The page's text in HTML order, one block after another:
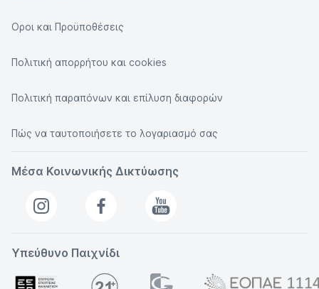
Οροι και Προϋποθέσεις
Πολιτική απορρήτου και cookies
Πολιτική παραπόνων και επίλυση διαφορών
Πώς να ταυτοποιήσετε το λογαριασμό σας
Μέσα Κοινωνικής Δικτύωσης
Υπεύθυνο Παιχνίδι